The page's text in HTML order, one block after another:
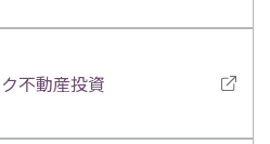
不動産投資